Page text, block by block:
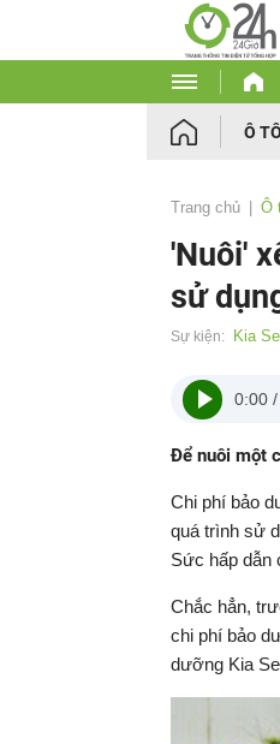
Ô TÔ
Trang chủ Ô
'Nuôi'
sử
Sự kiện: Kia
0:00 /
Để nuôi một
Chi phí bảo
quá trình sử
Sức hấp dẫn
Chắc hẳn,
chi phí bảo
dưỡng Kia